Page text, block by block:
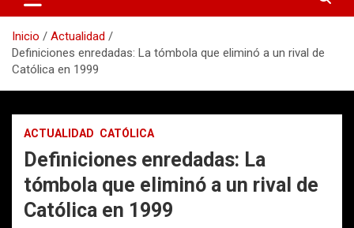
Inicio
Actualidad
Definiciones enredadas: La tómbola que eliminó a un rival de
Católica en 1999
ACTUALIDAD CATÓLICA
Definiciones enredadas: La
tómbola que eliminó a un rival de
Católica en 1999